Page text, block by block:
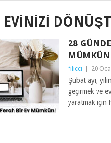
EVINIZI
28
filicci 20
Şubat ayı,
geçirmek ve
yaratmak için